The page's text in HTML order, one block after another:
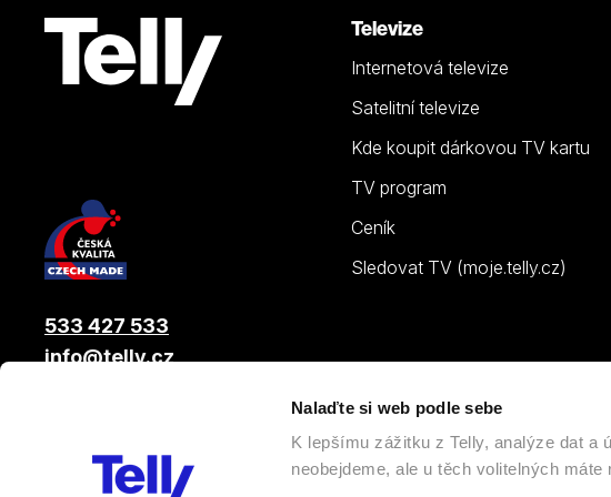
Nalaďte si web podle sebe
K lepšímu zážitku z Telly, analýze dat a
neobejdeme, ale u těch volitelných
Televize
Internetová televize
Satelitní televize
Kde koupit dárkovou TV kartu
TV program
Ceník
Sledovat TV (moje.telly.cz)
533 427 533
info@telly.cz
, člen skupiny LAMA ENERGY GROUP |